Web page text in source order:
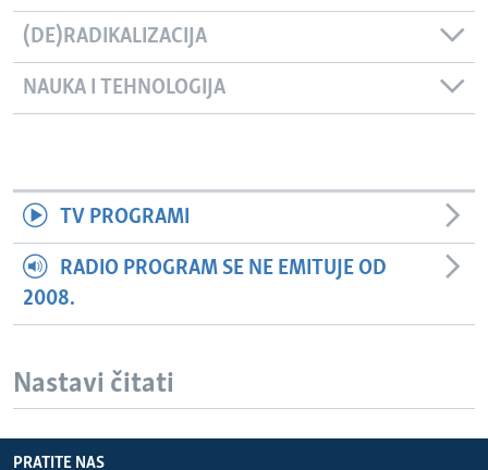
(DE)RADIKALIZACIJA
NAUKA I TEHNOLOGIJA
TV PROGRAMI
RADIO PROGRAM SE NE EMITUJE OD
2008.
Nastavi čitati
PRATITE NAS